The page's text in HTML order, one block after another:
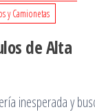
y Camionetas
de Alta
inesperada y